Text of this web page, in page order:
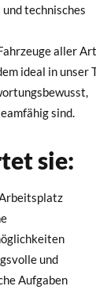
technisches
aller Art
ideal in unser
sind.
sie:
und
Aufgaben